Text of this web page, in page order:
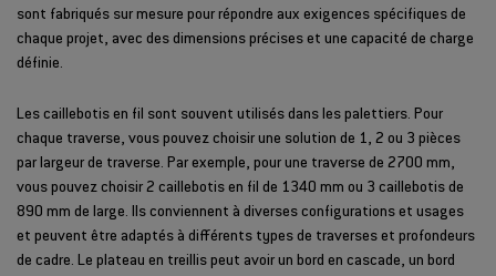
sont fabriqués sur mesure pour répondre aux exigences spécifiques de
chaque projet, avec des dimensions précises et une capacité de charge
définie.
Les caillebotis en fil sont souvent utilisés dans les palettiers. Pour
chaque traverse, vous pouvez choisir une solution de 1, 2 ou 3 pièces
par largeur de traverse. Par exemple, pour une traverse de 2700 mm,
vous pouvez choisir 2 caillebotis en fil de 1340 mm ou 3 caillebotis de
890 mm de large. Ils conviennent à diverses configurations et usages
et peuvent être adaptés à différents types de traverses et profondeurs
de cadre. Le plateau en treillis peut avoir un bord en cascade, un bord